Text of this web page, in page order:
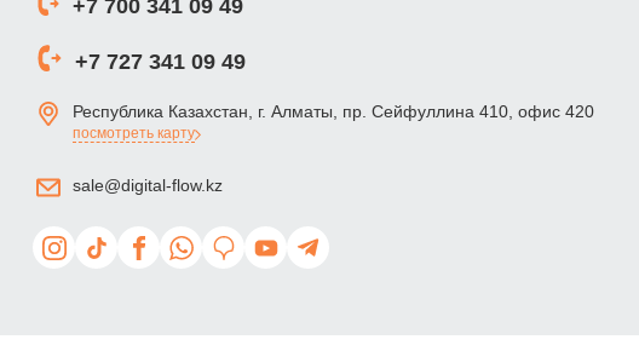
+7 700 341 09 49
+7 727 341 09 49
Республика Казахстан, г. Алматы, пр. Сейфуллина 410, офис 420
посмотреть карту
sale@digital-flow.kz